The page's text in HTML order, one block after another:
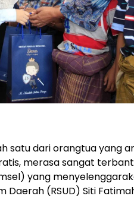
satu dari orangtua yang
merasa sangat
yang
Daerah (RSUD) Siti